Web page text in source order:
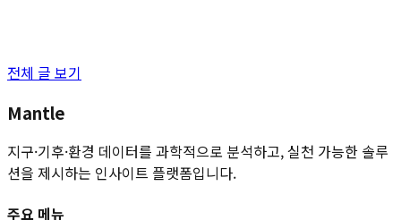
전체 글 보기
Mantle
지구·기후·환경 데이터를 과학적으로 분석하고, 실천 가능한 솔루
션을 제시하는 인사이트 플랫폼입니다.
주요 메뉴